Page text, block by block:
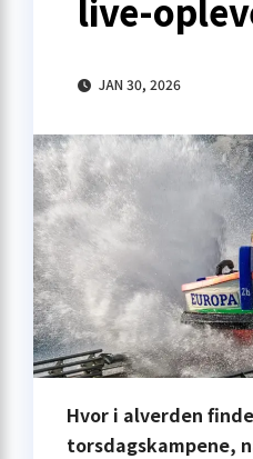
live-
JAN 30, 2026
Hvor i alverden
torsdagskampene,